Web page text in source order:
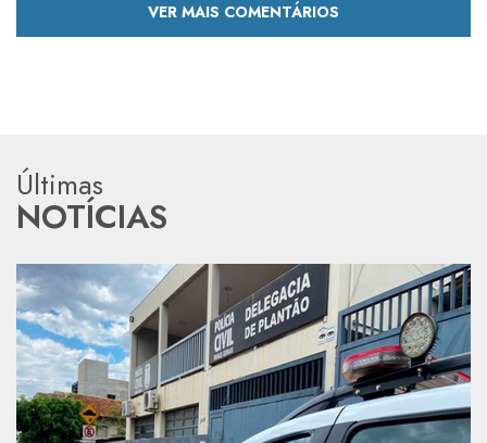
VER MAIS COMENTÁRIOS
Últimas
NOTÍCIAS